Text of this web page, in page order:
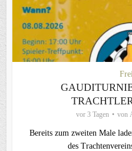
vor 3 Tagen von
Bereits zum zweiten Male
des